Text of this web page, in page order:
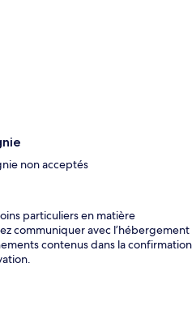
non acceptés
particuliers en matière
communiquer avec l’hébergement
contenus dans la confirmation